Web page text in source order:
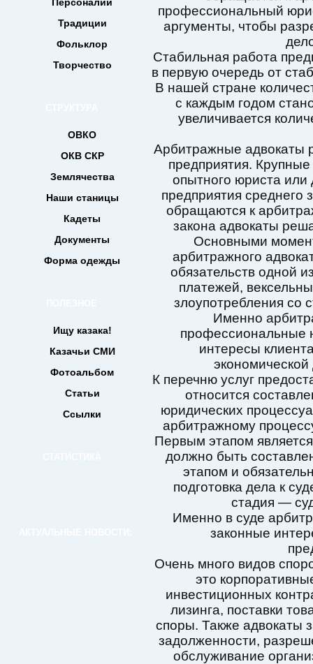
Традиции
Фольклор
Творчество
ОВКО
ОКВ СКР
Землячества
Наши станицы
Кадеты
Документы
Форма одежды
Ищу казака!
Казачьи СМИ
Фотоальбом
Статьи
Ссылки
профессиональный
аргументы, чтобы
Стабильная работа
в первую очередь от
В нашей стране
с каждым годом
увеличивается
Арбитражные адвокаты
предприятия.
опытного юриста
предприятия среднего
обращаются к
закона адвокаты
Основными
арбитражного
обязательств одной
платежей,
злоупотребления со
Именно
профессиональные
интересы
экономической
К перечню услуг
относится
юридических
арбитражному
Первым этапом
должно быть
этапом и
подготовка дела к
стадия —
Именно в суде
законные
Очень много видов
это
инвестиционных
лизинга, поставки
споры. Также адвокаты
задолженности,
обслуживание